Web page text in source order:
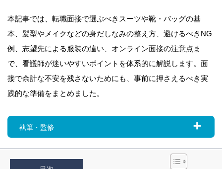
本記事では、転職面接で選ぶべきスーツや靴・バッグの基
本、髪型やメイクなどの身だしなみの整え方、避けるべきNG
例、志望先による服装の違い、オンライン面接の注意点ま
で、看護師が迷いやすいポイントを体系的に解説します。面
接で余計な不安を残さないためにも、事前に押さえるべき実
践的な準備をまとめました。
執筆・監修